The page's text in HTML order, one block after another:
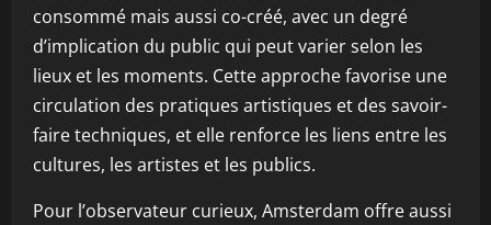
consommé mais aussi co-créé, avec un degré
d’implication du public qui peut varier selon les
lieux et les moments. Cette approche favorise une
circulation des pratiques artistiques et des savoir-
faire techniques, et elle renforce les liens entre les
cultures, les artistes et les publics.
Pour l’observateur curieux, Amsterdam offre aussi